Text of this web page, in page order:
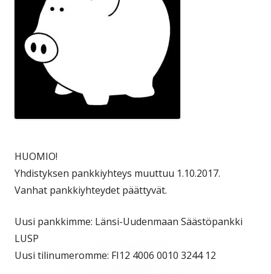
HUOMIO!
Yhdistyksen pankkiyhteys muuttuu 1.10.2017.
Vanhat pankkiyhteydet päättyvät.
Uusi pankkimme: Länsi-Uudenmaan Säästöpankki
LUSP
Uusi tilinumeromme: FI12 4006 0010 3244 12